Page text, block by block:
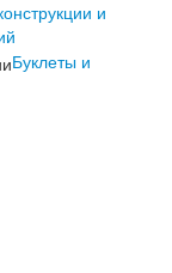
Буклеты и